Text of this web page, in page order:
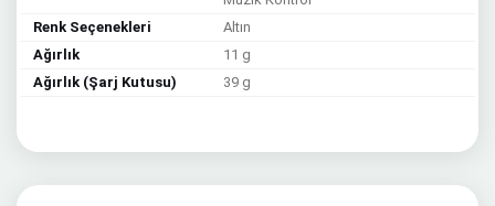
Renk Seçenekleri
Altın
Ağırlık
11 g
Ağırlık (Şarj Kutusu)
39 g